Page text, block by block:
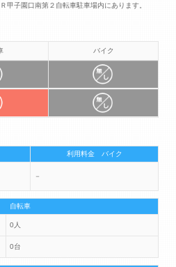
甲子園口南第２自転車駐車場内にあります。
バイク
利用料金 バイク
－
自転車
0人
0台